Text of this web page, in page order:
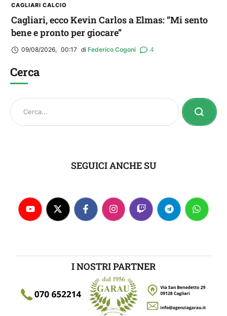
CAGLIARI CALCIO
Cagliari, ecco Kevin Carlos a Elmas: “Mi sento
bene e pronto per giocare”
09/08/2026, 00:17 di Federico Cogoni 4
Cerca
SEGUICI ANCHE SU
I NOSTRI PARTNER